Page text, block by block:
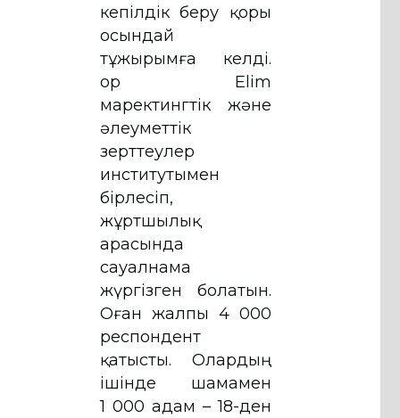
кепілдік беру қоры
осындай
тұжырымға келді.
Қор Elim
маректингтік және
әлеуметтік
зерттеулер
институтымен
бірлесіп,
жұртшылық
арасында
сауалнама
жүргізген болатын.
Оған жалпы 4 000
респондент
қатысты. Олардың
ішінде шамамен
1 000 адам – 18-ден